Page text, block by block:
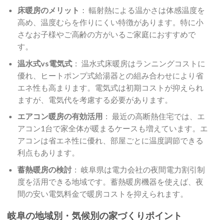
床暖房のメリット ： 輻射熱による温かさは体感温度を
高め、温度むらを作りにくい特徴があります。特に小
さなお子様やご高齢の方がいるご家庭におすすめで
す。
温水式vs電気式： 温水式床暖房はランニングコストに
優れ、ヒートポンプ式給湯器との組み合わせにより省
エネ性も高まります。電気式は初期コストが抑えられ
ますが、電気代を考慮する必要があります。
エアコン暖房の有効活用 ： 最近の高断熱住宅では、エ
アコン1台で家全体が暖まるケースも増えています。エ
アコンは省エネ性に優れ、部屋ごとに温度調節できる
利点もあります。
蓄熱暖房の検討： 岐阜県は電力会社の夜間電力割引制
度を活用できる地域です。蓄熱暖房機器を使えば、夜
間の安い電気料金で暖房コストを抑えられます。
岐阜の地域別・気候別の家づくりポイント